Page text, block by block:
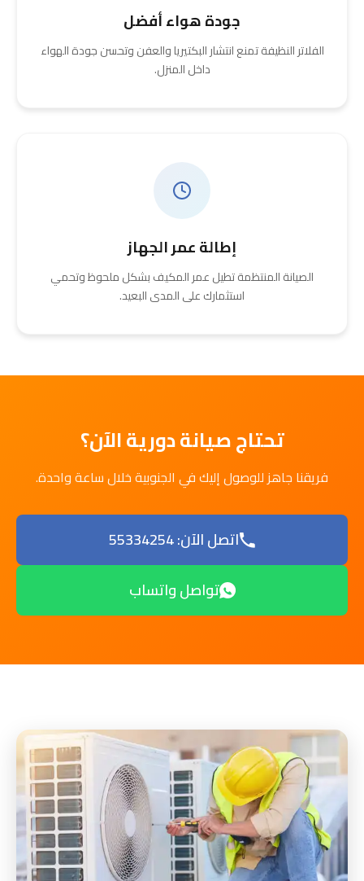
جودة هواء أفضل
الفلاتر النظيفة تمنع انتشار البكتيريا والعفن وتحسن جودة الهواء
داخل المنزل.
إطالة عمر الجهاز
الصيانة المنتظمة تطيل عمر المكيف بشكل ملحوظ وتحمي
استثمارك على المدى البعيد.
تحتاج صيانة دورية الآن؟
فريقنا جاهز للوصول إليك في الجنوبية خلال ساعة واحدة.
اتصل الآن: 55334254
تواصل واتساب